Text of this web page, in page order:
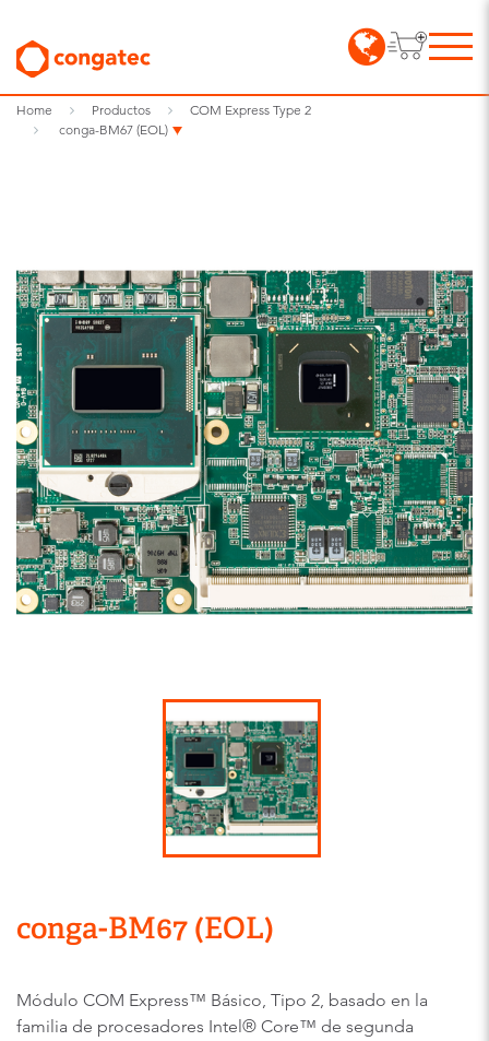
Home Productos
COM Express Type 2
conga-BM67 (EOL)
conga-BM67 (EOL)
Módulo COM Express™ Básico, Tipo 2, basado en la
familia de procesadores Intel® Core™ de segunda